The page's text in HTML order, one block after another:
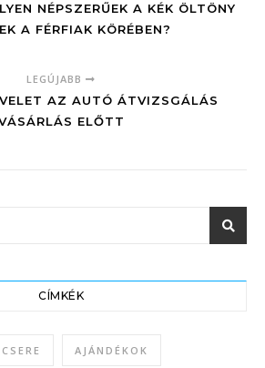
NÉPSZERŰEK A KÉK ÖLTÖNY
A FÉRFIAK KÖRÉBEN?
LEGÚJABB
AZ AUTÓ ÁTVIZSGÁLÁS
ELŐTT
CÍMKÉK
AJÁNDÉKOK